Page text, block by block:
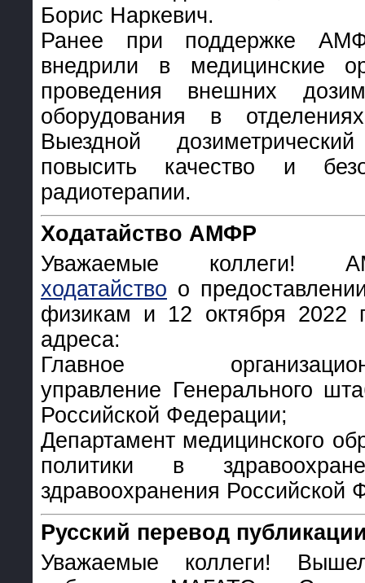
Борис Наркевич.
Ранее при поддержке
внедрили в медицинские
проведения внешних
оборудования в
Выездной
повысить качество и
радиотерапии.
Ходатайство АМФР
Уважаемые коллеги!
ходатайство о
физикам и 12 октября 2022
адреса:
Главное
управление Генерального
Российской Федерации;
Департамент медицинского
политики в
здравоохранения Российской
Русский перевод
Уважаемые коллеги!